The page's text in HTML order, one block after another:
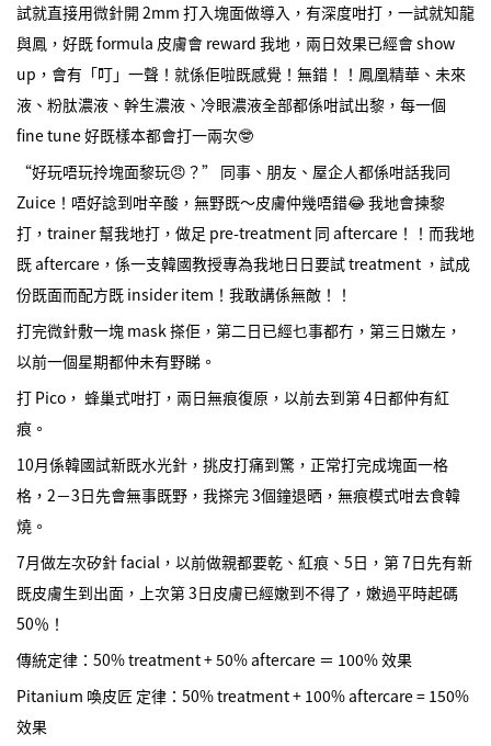
試就直接用微針開 2mm 打入塊面做導入，有深度咁打，一試就知龍
與鳳，好既 formula 皮膚會 reward 我地，兩日效果已經會 show
up，會有「叮」一聲！就係佢啦既感覺！無錯！！鳳凰精華、未來
液、粉肽濃液、幹生濃液、冷眼濃液全部都係咁試出黎，每一個
fine tune 好既樣本都會打一兩次🤓
“好玩唔玩拎塊面黎玩😠？” 同事、朋友、屋企人都係咁話我同
Zuice！唔好諗到咁辛酸，無野既～皮膚仲幾唔錯😂 我地會揀黎
打，trainer 幫我地打，做足 pre-treatment 同 aftercare！！而我地
既 aftercare，係一支韓國教授專為我地日日要試 treatment ，試成
份既面而配方既 insider item！我敢講係無敵！！
打完微針敷一塊 mask 搽佢，第二日已經乜事都冇，第三日嫩左，
以前一個星期都仲未有野睇。
打 Pico， 蜂巢式咁打，兩日無痕復原，以前去到第 4日都仲有紅
痕。
10月係韓國試新既水光針，挑皮打痛到驚，正常打完成塊面一格
格，2－3日先會無事既野，我搽完 3個鐘退晒，無痕模式咁去食韓
燒。
7月做左次矽針 facial，以前做親都要乾、紅痕、5日，第 7日先有新
既皮膚生到出面，上次第 3日皮膚已經嫩到不得了，嫩過平時起碼
50％！
傳統定律：50% treatment + 50% aftercare ＝ 100% 效果
Pitanium 喚皮匠 定律：50% treatment + 100% aftercare = 150%
效果